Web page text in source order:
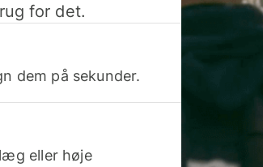
for det.
dem på sekunder.
eller høje